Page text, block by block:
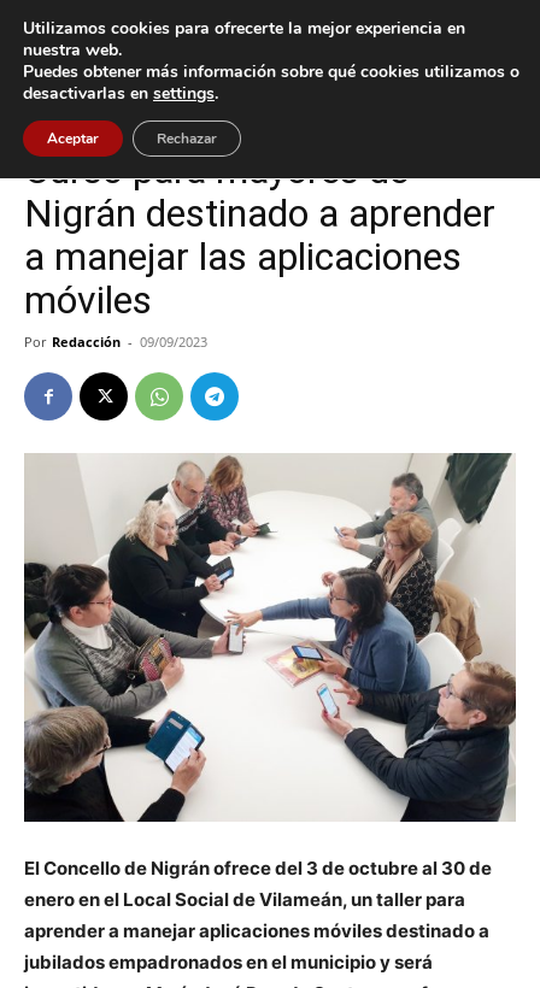
Inicio Nigrán
Nigrán Tecnología
Curso para mayores de
Nigrán destinado a aprender
a manejar las aplicaciones
móviles
Por Redacción - 09/09/2023
El Concello de Nigrán ofrece del 3 de octubre al 30 de
enero en el Local Social de Vilameán, un taller para
aprender a manejar aplicaciones móviles destinado a
jubilados empadronados en el municipio y será
Utilizamos cookies para ofrecerte la mejor experiencia en
nuestra web.
Puedes obtener más información sobre qué cookies utilizamos o
desactivarlas en settings.
Aceptar Rechazar